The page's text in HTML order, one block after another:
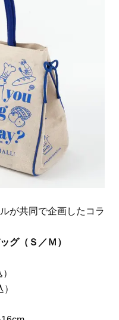
が共同で企画したコラ
グ（Ｓ／Ｍ）